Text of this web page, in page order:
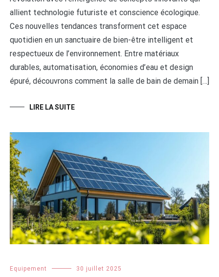
allient technologie futuriste et conscience écologique.
Ces nouvelles tendances transforment cet espace
quotidien en un sanctuaire de bien-être intelligent et
respectueux de l’environnement. Entre matériaux
durables, automatisation, économies d’eau et design
épuré, découvrons comment la salle de bain de demain […]
LIRE LA SUITE
Equipement 30 juillet 2025